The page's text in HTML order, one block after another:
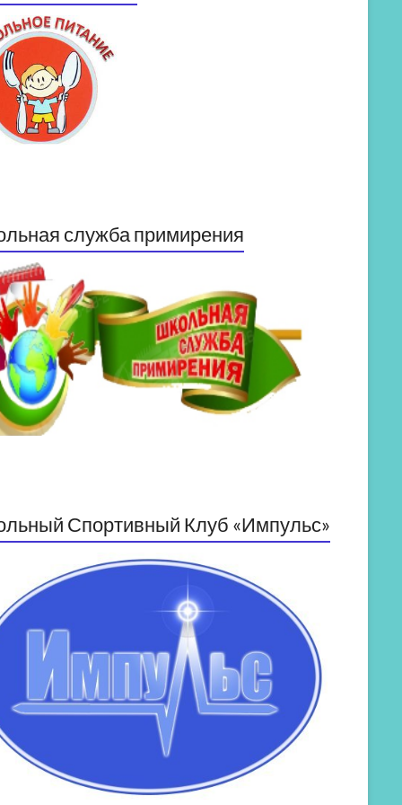
служба примирения
Спортивный Клуб «Импульс»